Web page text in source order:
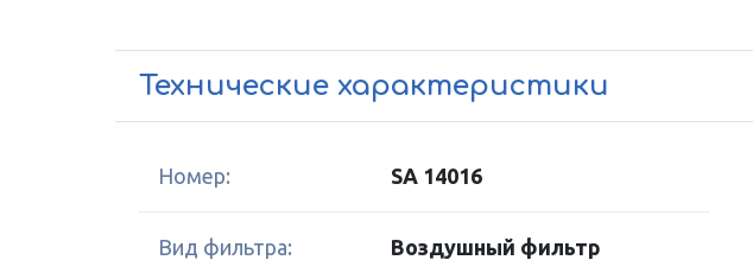
Технические характеристики
Номер: SA 14016
Вид фильтра: Воздушный фильтр